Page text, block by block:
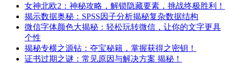
女神北欧2：神秘攻略，解锁隐藏要素，挑战终极胜利！
揭示数据奥秘：SPSS因子分析揭秘复杂数据结构
微信字体颜色大揭秘：轻松玩转微信，让你的文字更具
个性
揭秘专横之源钻：夺宝秘籍，掌握获得之密钥！
证书过期之谜：常见原因与解决方案 揭秘！